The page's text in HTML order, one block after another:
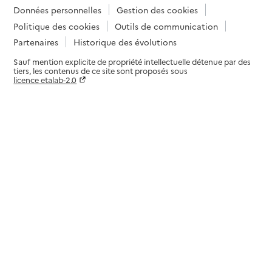
Données personnelles
Gestion des cookies
Politique des cookies
Outils de communication
Partenaires
Historique des évolutions
Sauf mention explicite de propriété intellectuelle détenue par des
tiers, les contenus de ce site sont proposés sous
licence etalab-2.0